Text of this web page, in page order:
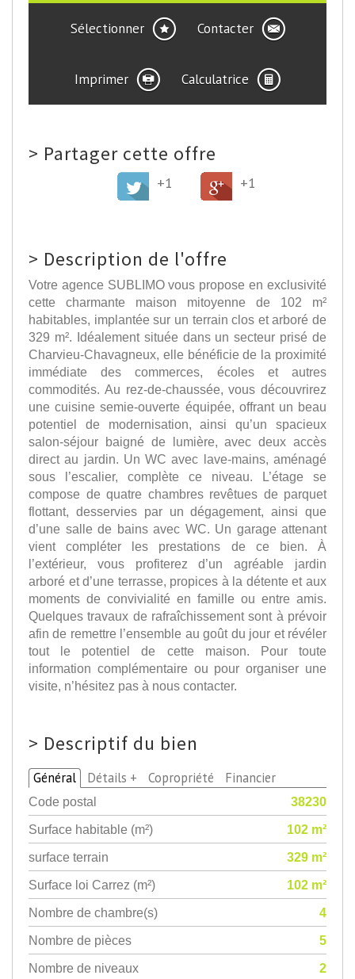
Sélectionner Contacter
Imprimer Calculatrice
> Partager cette offre
+1 +1
> Description de l'offre
Votre agence SUBLIMO vous propose en exclusivité
cette charmante maison mitoyenne de 102 m²
habitables, implantée sur un terrain clos et arboré de
329 m². Idéalement située dans un secteur prisé de
Charvieu-Chavagneux, elle bénéficie de la proximité
immédiate des commerces, écoles et autres
commodités. Au rez-de-chaussée, vous découvrirez
une cuisine semie-ouverte équipée, offrant un beau
potentiel de modernisation, ainsi qu’un spacieux
salon-séjour baigné de lumière, avec deux accès
direct au jardin. Un WC avec lave-mains, aménagé
sous l’escalier, complète ce niveau. L’étage se
compose de quatre chambres revêtues de parquet
flottant, desservies par un dégagement, ainsi que
d’une salle de bains avec WC. Un garage attenant
vient compléter les prestations de ce bien. À
l’extérieur, vous profiterez d’un agréable jardin
arboré et d’une terrasse, propices à la détente et aux
moments de convivialité en famille ou entre amis.
Quelques travaux de rafraîchissement sont à prévoir
afin de remettre l’ensemble au goût du jour et révéler
tout le potentiel de cette maison. Pour toute
information complémentaire ou pour organiser une
visite, n’hésitez pas à nous contacter.
> Descriptif du bien
Général Détails + Copropriété Financier
Code postal
38230
Surface habitable (m²)
102 m²
surface terrain
329 m²
Surface loi Carrez (m²)
102 m²
Nombre de chambre(s)
4
Nombre de pièces
5
Nombre de niveaux
2